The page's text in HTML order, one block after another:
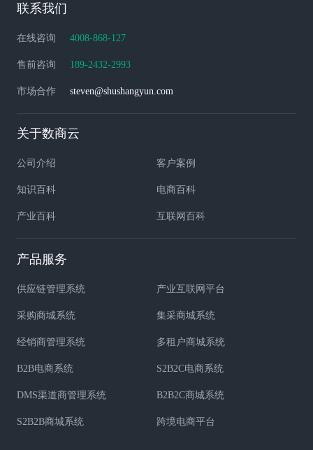
联系我们
在线咨询 4008-868-127
售前咨询 189-2432-2993
市场合作 steven@shushangyun.com
关于数商云
公司介绍 客户案例
知识百科 电商百科
产业百科 互联网百科
产品服务
供应链管理系统 产业互联网平台
采购商城系统 集采商城系统
经销商管理系统 多租户商城系统
B2B电商系统 S2B2C电商系统
DMS渠道商管理系统 B2B2C商城系统
S2B2B商城系统 跨境电商平台